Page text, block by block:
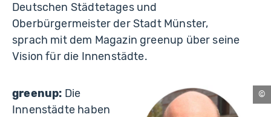
Deutschen Städtetages und
Oberbürgermeister der Stadt Münster,
sprach mit dem Magazin greenup über seine
Vision für die Innenstädte.
greenup: Die
Innenstädte haben